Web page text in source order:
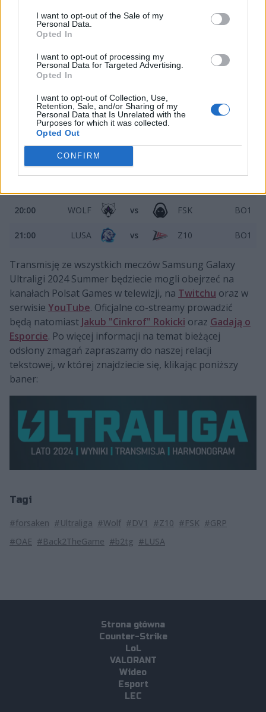
I want to opt-out of the Sale of my
Personal Data.
Opted In
I want to opt-out of processing my
Personal Data for Targeted Advertising.
Opted In
I want to opt-out of Collection, Use,
Retention, Sale, and/or Sharing of my
Personal Data that Is Unrelated with the
Purposes for which it was collected.
Opted Out
CONFIRM
spółka wygrali 11 meczów z rzędu i pewnie idą po
dwunasty. Natomiast LODIS po obiecującym początku
Tak prezentuje się terminarz ostatniego
dnia fazy zasadniczej Ultraliga 2024
Summer:
10 lipca
OAE
20:00 WOLF vs FSK BO1
21:00 LUSA vs Z10 BO1
Transmisję ze wszystkich meczów Samsung Galaxy
Ultraligi 2024 Summer będziecie mogli obejrzeć na
kanałach Polsat Games w telewizji, na Twitchu oraz w
serwisie YouTube. Oficjalne co-streamy prowadzić
będą natomiast Jakub "Cinkrof" Rokicki oraz Gadają o
Esporcie. Po więcej informacji na temat bieżącej
odsłony zmagań zapraszamy do naszej relacji
tekstowej, w której znajdziecie się, klikając poniższy
baner:
Tagi
#forsaken #Ultraliga #Wolf #DV1 #Z10 #FSK #GRP
#OAE #Back2TheGame #b2tg #LUSA
Strona główna
Counter-Strike
LoL
VALORANT
Wideo
Esport
LEC